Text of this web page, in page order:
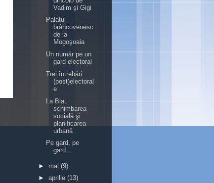
Vadim şi Gigi
Palatul
brâncovenesc
de la
Mogoşoaia
Un număr pe un
gard electoral
Trei întrebări
(post)electoral
e
La Bia,
schimbarea
socială şi
planificarea
urbană
Pe gard, pe
gard...
► mai (9)
► aprilie (13)